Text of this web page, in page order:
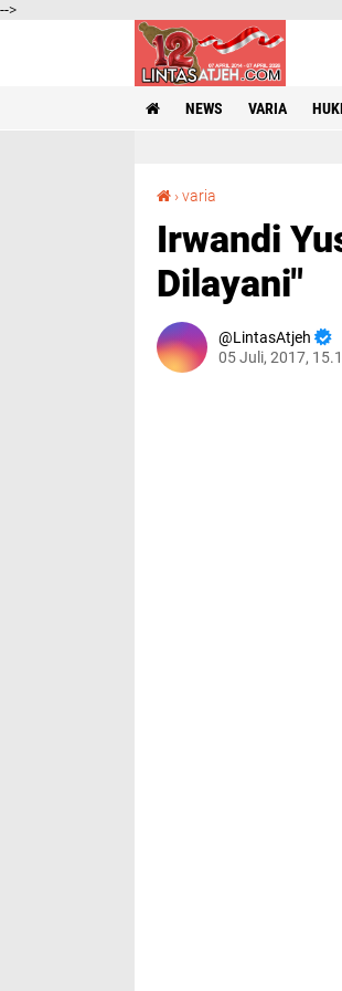
-->
NEWS VARIA
›varia
Irwandi
Dilayani"
LintasAtjeh
05 Juli, 2017,